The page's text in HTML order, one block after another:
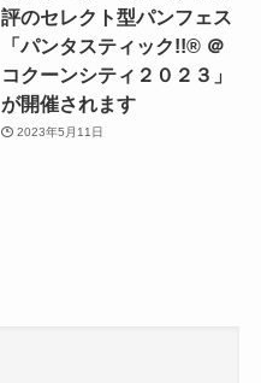
評のセレクト型パンフェス
「パンタスティック!!® ＠
コクーンシティ２０２３」
が開催されます
2023年5月11日